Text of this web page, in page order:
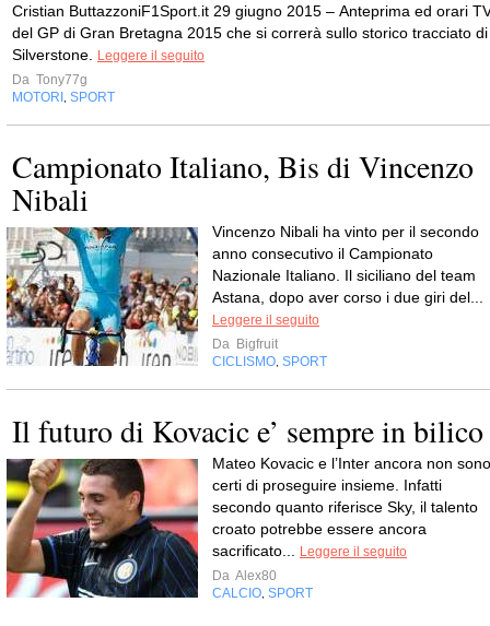
Cristian ButtazzoniF1Sport.it 29 giugno 2015 – Anteprima ed orari
del GP di Gran Bretagna 2015 che si correrà sullo storico tracciato di
Silverstone.
Leggere il seguito
Da Tony77g
MOTORI
SPORT
Campionato Italiano, Bis di Vincenzo
Nibali
Vincenzo Nibali ha vinto per il secondo
anno consecutivo il Campionato
Nazionale Italiano. Il siciliano del team
Astana, dopo aver corso i due giri del...
Leggere il seguito
Da Bigfruit
CICLISMO SPORT
Il futuro di Kovacic e’ sempre in bilico
Mateo Kovacic e l’Inter ancora non sono
certi di proseguire insieme. Infatti
secondo quanto riferisce Sky, il talento
croato potrebbe essere ancora
sacrificato...
Leggere il seguito
Da Alex80
CALCIO SPORT